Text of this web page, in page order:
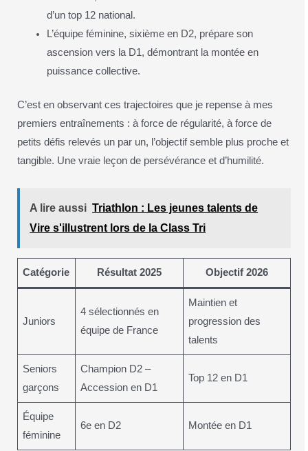
d’un top 12 national.
L’équipe féminine, sixième en D2, prépare son
ascension vers la D1, démontrant la montée en
puissance collective.
C’est en observant ces trajectoires que je repense à mes
premiers entraînements : à force de régularité, à force de
petits défis relevés un par un, l’objectif semble plus proche et
tangible. Une vraie leçon de persévérance et d’humilité.
A lire aussi Triathlon : Les jeunes talents de
Vire s'illustrent lors de la Class Tri
Catégorie Résultat 2025 Objectif 2026
Juniors
4 sélectionnés en
équipe de France
Maintien et
progression des
talents
Seniors
garçons
Champion D2 –
Accession en D1
Top 12 en D1
Équipe
féminine
6e en D2 Montée en D1